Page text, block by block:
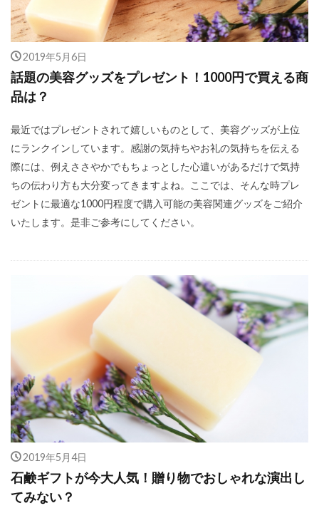
2019年5月6日
話題の美容グッズをプレゼント！1000円で買える商
品は？
最近ではプレゼントされて嬉しいものとして、美容グッズが上位
にランクインしています。感謝の気持ちやお礼の気持ちを伝える
際には、例えささやかでもちょっとした心遣いがあるだけで気持
ちの伝わり方も大分変ってきますよね。ここでは、そんな時プレ
ゼントに最適な1000円程度で購入可能の美容関連グッズをご紹介
いたします。是非ご参考にしてください。
2019年5月4日
石鹸ギフトが今大人気！贈り物でおしゃれな演出し
てみない？